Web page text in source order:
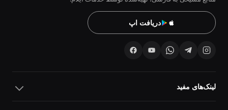
دریافت اپ
لینک‌های مفید